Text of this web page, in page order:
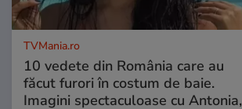
TVMania.ro
10 vedete din România care au
făcut furori în costum de baie.
Imagini spectaculoase cu Antonia,